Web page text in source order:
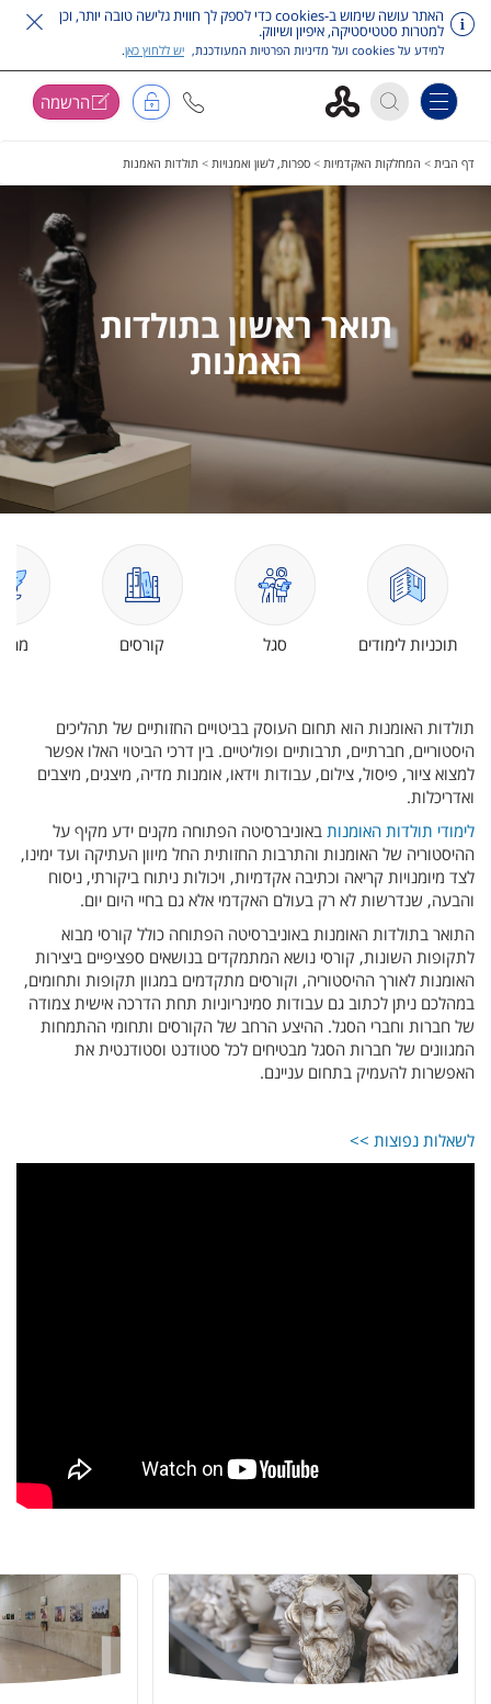
האתר עושה שימוש ב-cookies כדי לספק לך חווית גלישה טובה יותר, וכן
למטרות סטטיסטיקה, איפיון ושיווק.
למידע על cookies ועל מדיניות הפרטיות המעודכנת, יש ללחוץ כאן.
Toggle navigation הרשמה
דף הבית > המחלקות האקדמיות > ספרות, לשון ואמנויות > תולדות האמנות
תואר ראשון בתולדות
האמנות
תוכניות לימודים סגל קורסים
תולדות האומנות הוא תחום העוסק בביטויים החזותיים של תהליכים
היסטוריים, חברתיים, תרבותיים ופוליטיים. בין דרכי הביטוי האלו אפשר
למצוא ציור, פיסול, צילום, עבודות וידאו, אומנות מדיה, מיצגים, מיצבים
ואדריכלות.
לימודי תולדות האומנות באוניברסיטה הפתוחה מקנים ידע מקיף על
ההיסטוריה של האומנות והתרבות החזותית החל מיוון העתיקה ועד ימינו,
לצד מיומנויות קריאה וכתיבה אקדמיות, ויכולות ניתוח ביקורתי, ניסוח
והבעה, שנדרשות לא רק בעולם האקדמי אלא גם בחיי היום יום.
התואר בתולדות האומנות באוניברסיטה הפתוחה כולל קורסי מבוא
לתקופות השונות, קורסי נושא המתמקדים בנושאים ספציפיים ביצירות
האומנות לאורך ההיסטוריה, וקורסים מתקדמים במגוון תקופות ותחומים,
במהלכם ניתן לכתוב גם עבודות סמינריוניות תחת הדרכה אישית צמודה
של חברות וחברי הסגל. ההיצע הרחב של הקורסים ותחומי ההתמחות
המגוונים של חברות הסגל מבטיחים לכל סטודנט וסטודנטית את
האפשרות להעמיק בתחום עניינם.
לשאלות נפוצות >>